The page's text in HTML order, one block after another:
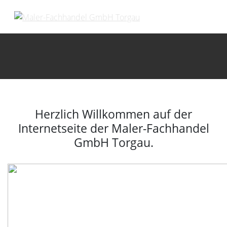
Herzlich Willkommen auf der
Internetseite der Maler-Fachhandel
GmbH Torgau.